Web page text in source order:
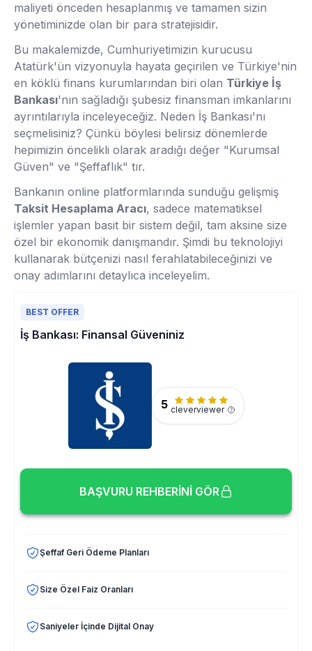
maliyeti önceden hesaplanmış ve tamamen sizin
yönetiminizde olan bir para stratejisidir.
Bu makalemizde, Cumhuriyetimizin kurucusu
Atatürk'ün vizyonuyla hayata geçirilen ve Türkiye'nin
en köklü finans kurumlarından biri olan Türkiye İş
Bankası'nın sağladığı şubesiz finansman imkanlarını
ayrıntılarıyla inceleyeceğiz. Neden İş Bankası'nı
seçmelisiniz? Çünkü böylesi belirsiz dönemlerde
hepimizin öncelikli olarak aradığı değer "Kurumsal
Güven" ve "Şeffaflık" tır.
Bankanın online platformlarında sunduğu gelişmiş
Taksit Hesaplama Aracı, sadece matematiksel
işlemler yapan basit bir sistem değil, tam aksine size
özel bir ekonomik danışmandır. Şimdi bu teknolojiyi
kullanarak bütçenizi nasıl ferahlatabileceğinizi ve
onay adımlarını detaylıca inceleyelim.
BEST OFFER
İş Bankası: Finansal Güveniniz
5 cleverviewer
BAŞVURU REHBERİNİ GÖR
Şeffaf Geri Ödeme Planları
Size Özel Faiz Oranları
Saniyeler İçinde Dijital Onay